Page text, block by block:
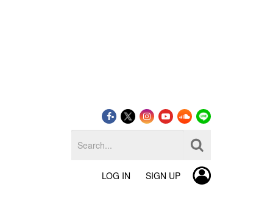
LOG IN SIGN UP